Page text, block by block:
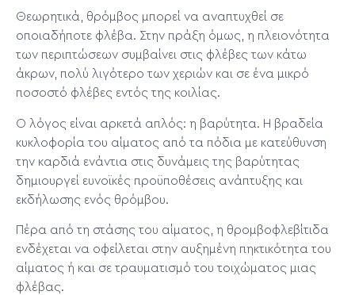
Θεωρητικά, θρόμβος μπορεί να αναπτυχθεί σε
οποιαδήποτε φλέβα. Στην πράξη όμως, η πλειονότητα
των περιπτώσεων συμβαίνει στις φλέβες των κάτω
άκρων, πολύ λιγότερο των χεριών και σε ένα μικρό
ποσοστό φλέβες εντός της κοιλίας.
Ο λόγος είναι αρκετά απλός: η βαρύτητα. Η βραδεία
κυκλοφορία του αίματος από τα πόδια με κατεύθυνση
την καρδιά ενάντια στις δυνάμεις της βαρύτητας
δημιουργεί ευνοϊκές προϋποθέσεις ανάπτυξης και
εκδήλωσης ενός θρόμβου.
Πέρα από τη στάσης του αίματος, η θρομβοφλεβίτιδα
ενδέχεται να οφείλεται στην αυξημένη πηκτικότητα του
αίματος ή και σε τραυματισμό του τοιχώματος μιας
φλέβας.